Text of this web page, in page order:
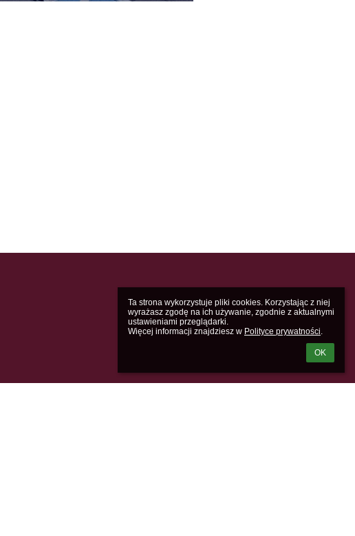
Ta strona wykorzystuje pliki cookies. Korzystając z niej
wyrażasz zgodę na ich używanie, zgodnie z aktualnymi
ustawieniami przeglądarki.
Więcej informacji znajdziesz w Polityce prywatności.
OK